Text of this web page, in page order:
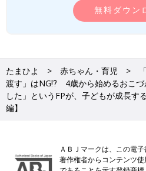
無料ダウン
たまひよ 赤ちゃん・育児
渡す」はNG⁉ 4歳から始めるおこづ
した」というFPが、子どもが成長す
編】
ＡＢＪマークは、この電
著作権者からコンテンツ